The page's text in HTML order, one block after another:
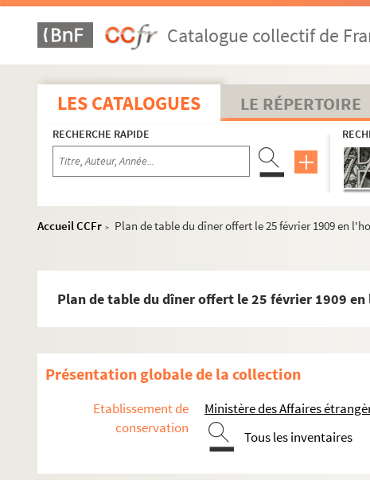
Catalogue collectif de
LES CATALOGUES LE RÉPERTOIRE
RECHERCHE RAPIDE
Accueil CCFr >
Plan de table du dîner offert le 25 février 1909 en
Plan de table du dîner offert le 25 février 1909
Présentation globale de la collection
Etablissement de
conservation
Ministère des Affaires
Tous les inventaires
Réceptions données par ou pour les Représentations
Réceptions et voyages présidentiels
Réceptions par les Présidents français en France
504QO/7. Généralités
Plans de table
Emile Loubet
Armand Fallières
Plan de table du dîner offert le 3 novembre